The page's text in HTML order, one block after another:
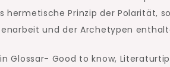
hermetische Prinzip der Polarität,
und der Archetypen
Glossar- Good to know,